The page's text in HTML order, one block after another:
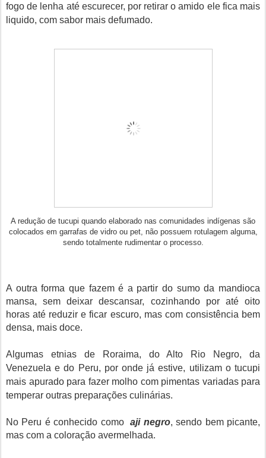
fogo de lenha até escurecer, por retirar o amido ele fica mais
liquido, com sabor mais defumado.
A redução de tucupi quando elaborado nas comunidades indígenas são
colocados em garrafas de vidro ou pet, não possuem rotulagem alguma,
sendo totalmente rudimentar o processo.
A outra forma que fazem é a partir do sumo da mandioca
mansa, sem deixar descansar, cozinhando por até oito
horas até reduzir e ficar escuro, mas com consistência bem
densa, mais doce.
Algumas etnias de Roraima, do Alto Rio Negro, da
Venezuela e do Peru, por onde já estive, utilizam o tucupi
mais apurado para fazer molho com pimentas variadas para
temperar outras preparações culinárias.
No Peru é conhecido como aji negro, sendo bem picante,
mas com a coloração avermelhada.